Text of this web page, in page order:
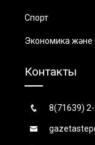
Спорт
Экономика және
Контакты
8(71639)